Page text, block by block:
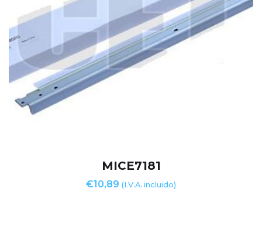
MICE7181
€10,89 (I.V.A. incluido)